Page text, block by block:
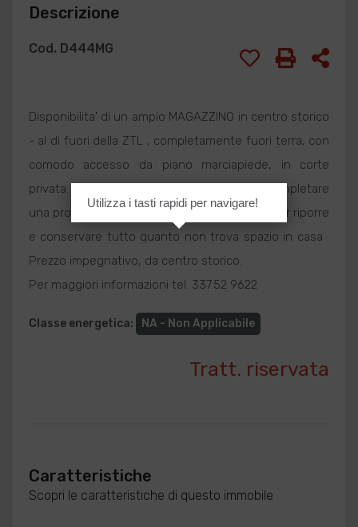
Descrizione
Cod. D444MG
Disponibilita' di un ampio MAGAZZINO in centro storico
- al di fuori della ZTL , completamente fuori terra, con
comodo accesso da piano marciapiede, in corte
privata. Una soluzione interessante, per completare
una proprietà nel centro storico o utilizzarlo per riporre
e conservare tutto quanto non trova spazio in casa .
Prezzo impegnativo, da centro storico.
Per maggiori informazioni tel. 337.52 9622
Classe energetica: NA - Non Applicabile
Tratt. riservata
Caratteristiche
Scopri le caratteristiche di questo immobile
Utilizza i tasti rapidi per navigare!